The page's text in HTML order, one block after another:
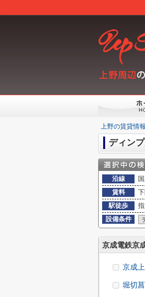
上野の賃貸情
ディン
沿線
賃料
駅徒歩
設備条件
京成電鉄京
京成
堀切